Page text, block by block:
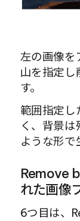
左の画像を
山を指定し
す。
範囲指定し
く、背景
ような形で
Remove
れた画像
6つ目は、